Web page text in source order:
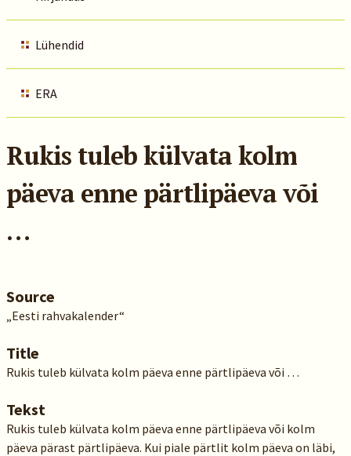
Lühendid
ERA
Rukis tuleb külvata kolm
päeva enne pärtlipäeva või
…
Source
„Eesti rahvakalender“
Title
Rukis tuleb külvata kolm päeva enne pärtlipäeva või …
Tekst
Rukis tuleb külvata kolm päeva enne pärtlipäeva või kolm
päeva pärast pärtlipäeva. Kui piale pärtlit kolm päeva on läbi,